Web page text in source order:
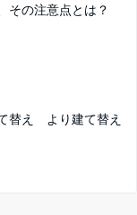
の注意点とは？
替え より建て替え